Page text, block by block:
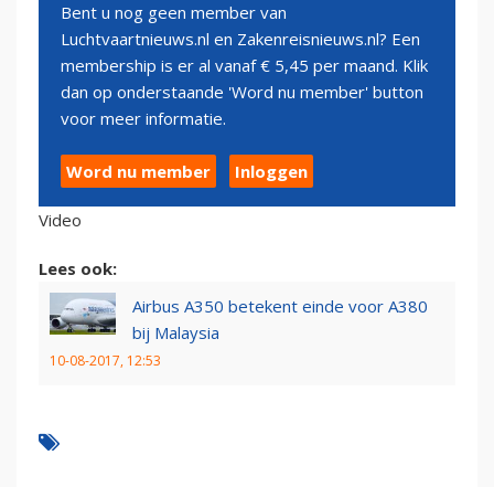
Bent u nog geen member van
Luchtvaartnieuws.nl en Zakenreisnieuws.nl? Een
membership is er al vanaf € 5,45 per maand. Klik
dan op onderstaande 'Word nu member' button
voor meer informatie.
Word nu member Inloggen
Video
Lees ook:
Airbus A350 betekent einde voor A380
bij Malaysia
10-08-2017, 12:53